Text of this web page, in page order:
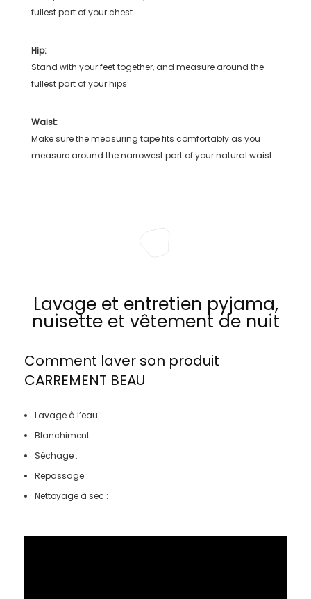
fullest part of your chest.
Hip:
Stand with your feet together, and measure around the
fullest part of your hips.
Waist:
Make sure the measuring tape fits comfortably as you
measure around the narrowest part of your natural waist.
Lavage et entretien pyjama,
nuisette et vêtement de nuit
Comment laver son produit
CARREMENT BEAU
Lavage à l’eau :
Blanchiment :
Séchage :
Repassage :
Nettoyage à sec :